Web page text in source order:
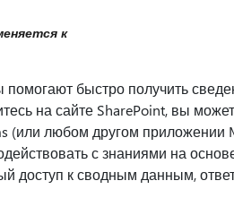
к
помогают быстро получить
на сайте SharePoint, вы
(или любом другом приложении
с знаниями на
доступ к сводным данным,